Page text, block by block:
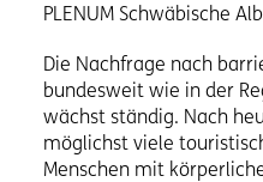
PLENUM Schwäbische
Die Nachfrage nach
bundesweit wie in der
wächst ständig. Nach
möglichst viele
Menschen mit